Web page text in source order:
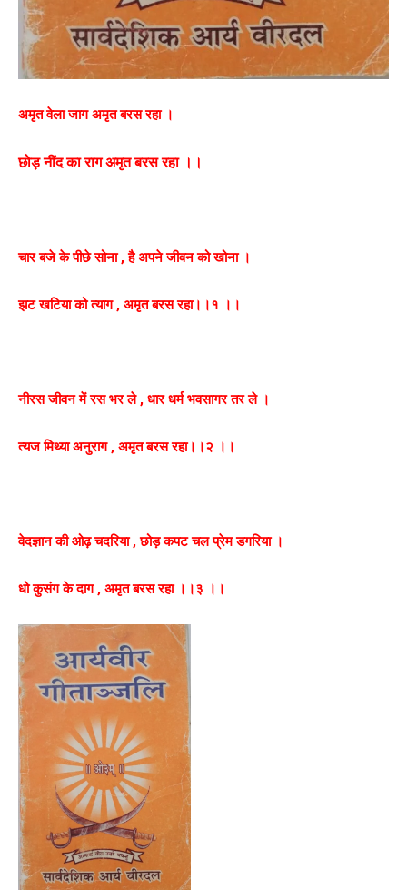
अमृत वेला जाग अमृत बरस रहा ।
छोड़ नींद का राग अमृत बरस रहा ।।
चार बजे के पीछे सोना , है अपने जीवन को खोना ।
झट खटिया को त्याग , अमृत बरस रहा।।१ ।।
नीरस जीवन में रस भर ले , धार धर्म भवसागर तर ले ।
त्यज मिथ्या अनुराग , अमृत बरस रहा।।२ ।।
वेदज्ञान की ओढ़ चदरिया , छोड़ कपट चल प्रेम डगरिया ।
धो कुसंग के दाग , अमृत बरस रहा ।।३ ।।